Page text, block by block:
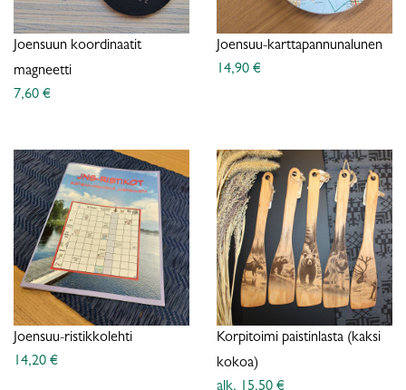
Joensuun koordinaatit
magneetti
7,60 €
Joensuu-karttapannunalunen
14,90 €
Joensuu-ristikkolehti
14,20 €
Korpitoimi paistinlasta (kaksi
kokoa)